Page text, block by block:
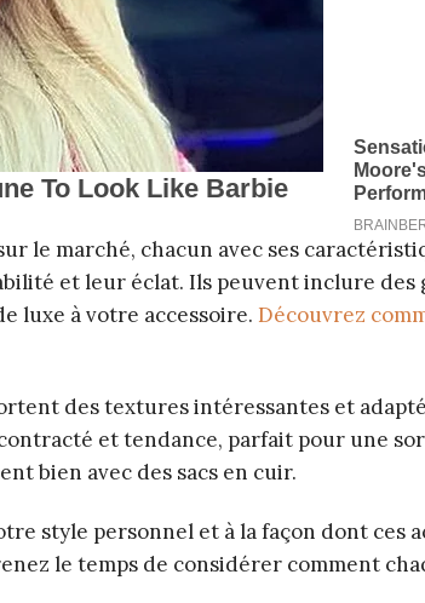
le marché, chacun avec ses
et leur éclat. Ils peuvent inclure des
luxe à votre accessoire. Découvrez
des textures intéressantes et
et tendance, parfait pour une
bien avec des sacs en cuir.
style personnel et à la façon dont ces
le temps de considérer comment